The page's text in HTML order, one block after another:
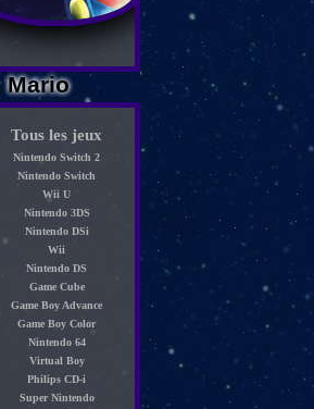
Mario
Tous les jeux
Nintendo Switch 2
Nintendo Switch
Wii U
Nintendo 3DS
Nintendo DSi
Wii
Nintendo DS
Game Cube
Game Boy Advance
Game Boy Color
Nintendo 64
Virtual Boy
Philips CD-i
Super Nintendo